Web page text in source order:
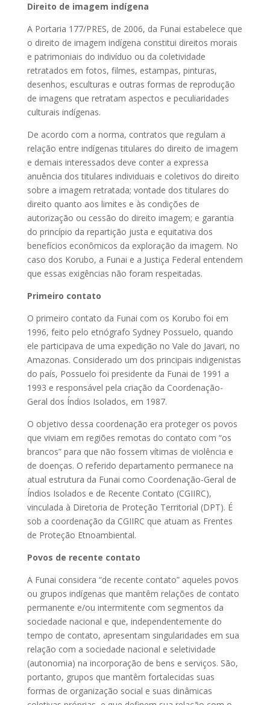
Direito de imagem indígena
A Portaria 177/PRES, de 2006, da Funai estabelece que
o direito de imagem indígena constitui direitos morais
e patrimoniais do indivíduo ou da coletividade
retratados em fotos, filmes, estampas, pinturas,
desenhos, esculturas e outras formas de reprodução
de imagens que retratam aspectos e peculiaridades
culturais indígenas.
De acordo com a norma, contratos que regulam a
relação entre indígenas titulares do direito de imagem
e demais interessados deve conter a expressa
anuência dos titulares individuais e coletivos do direito
sobre a imagem retratada; vontade dos titulares do
direito quanto aos limites e às condições de
autorização ou cessão do direito imagem; e garantia
do princípio da repartição justa e equitativa dos
benefícios econômicos da exploração da imagem. No
caso dos Korubo, a Funai e a Justiça Federal entendem
que essas exigências não foram respeitadas.
Primeiro contato
O primeiro contato da Funai com os Korubo foi em
1996, feito pelo etnógrafo Sydney Possuelo, quando
ele participava de uma expedição no Vale do Javari, no
Amazonas. Considerado um dos principais indigenistas
do país, Possuelo foi presidente da Funai de 1991 a
1993 e responsável pela criação da Coordenação-
Geral dos Índios Isolados, em 1987.
O objetivo dessa coordenação era proteger os povos
que viviam em regiões remotas do contato com “os
brancos” para que não fossem vítimas de violência e
de doenças. O referido departamento permanece na
atual estrutura da Funai como Coordenação-Geral de
Índios Isolados e de Recente Contato (CGIIRC),
vinculada à Diretoria de Proteção Territorial (DPT). É
sob a coordenação da CGIIRC que atuam as Frentes
de Proteção Etnoambiental.
Povos de recente contato
A Funai considera “de recente contato” aqueles povos
ou grupos indígenas que mantêm relações de contato
permanente e/ou intermitente com segmentos da
sociedade nacional e que, independentemente do
tempo de contato, apresentam singularidades em sua
relação com a sociedade nacional e seletividade
(autonomia) na incorporação de bens e serviços. São,
portanto, grupos que mantêm fortalecidas suas
formas de organização social e suas dinâmicas